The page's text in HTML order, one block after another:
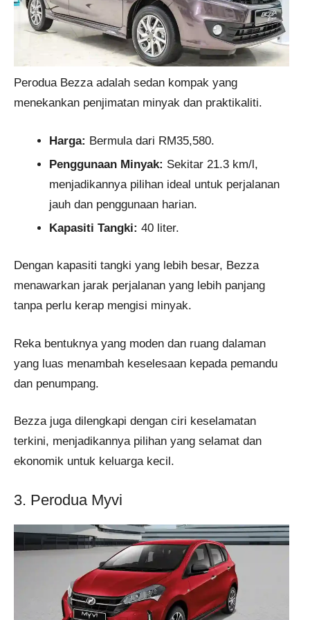
Perodua Bezza adalah sedan kompak yang
menekankan penjimatan minyak dan praktikaliti.
Harga: Bermula dari RM35,580.
Penggunaan Minyak: Sekitar 21.3 km/l,
menjadikannya pilihan ideal untuk perjalanan
jauh dan penggunaan harian.
Kapasiti Tangki: 40 liter.
Dengan kapasiti tangki yang lebih besar, Bezza
menawarkan jarak perjalanan yang lebih panjang
tanpa perlu kerap mengisi minyak.
Reka bentuknya yang moden dan ruang dalaman
yang luas menambah keselesaan kepada pemandu
dan penumpang.
Bezza juga dilengkapi dengan ciri keselamatan
terkini, menjadikannya pilihan yang selamat dan
ekonomik untuk keluarga kecil.
3. Perodua Myvi